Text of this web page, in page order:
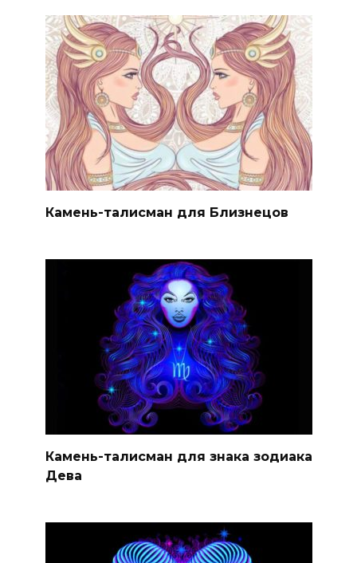
Камень-талисман для Близнецов
Камень-талисман для знака зодиака
Дева